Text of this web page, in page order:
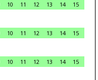
10 11 12 13 14
15
10 11 12 13 14
15
10 11 12 13 14
15